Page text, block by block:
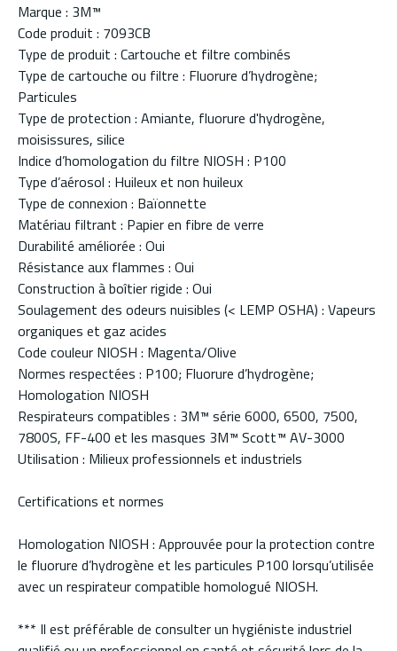
Marque : 3M™
Code produit : 7093CB
Type de produit : Cartouche et filtre combinés
Type de cartouche ou filtre : Fluorure d’hydrogène;
Particules
Type de protection : Amiante, fluorure d'hydrogène,
moisissures, silice
Indice d’homologation du filtre NIOSH : P100
Type d’aérosol : Huileux et non huileux
Type de connexion : Baïonnette
Matériau filtrant : Papier en fibre de verre
Durabilité améliorée : Oui
Résistance aux flammes : Oui
Construction à boîtier rigide : Oui
Soulagement des odeurs nuisibles (< LEMP OSHA) : Vapeurs
organiques et gaz acides
Code couleur NIOSH : Magenta/Olive
Normes respectées : P100; Fluorure d’hydrogène;
Homologation NIOSH
Respirateurs compatibles : 3M™ série 6000, 6500, 7500,
7800S, FF-400 et les masques 3M™ Scott™ AV-3000
Utilisation : Milieux professionnels et industriels
Certifications et normes
Homologation NIOSH : Approuvée pour la protection contre
le fluorure d’hydrogène et les particules P100 lorsqu’utilisée
avec un respirateur compatible homologué NIOSH.
*** Il est préférable de consulter un hygiéniste industriel